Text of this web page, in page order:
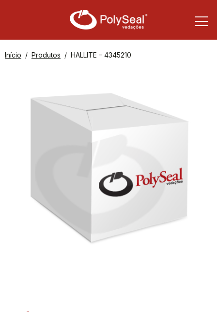
Início Produtos HALLITE – 4345210